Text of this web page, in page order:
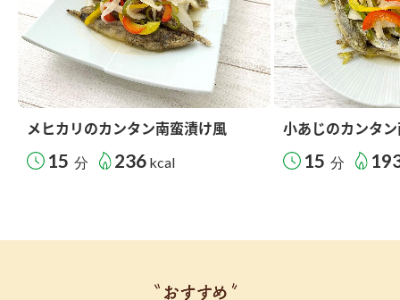
メヒカリのカンタン南蛮漬け風
15 分 236 kcal
小あじのカンタ
15 分